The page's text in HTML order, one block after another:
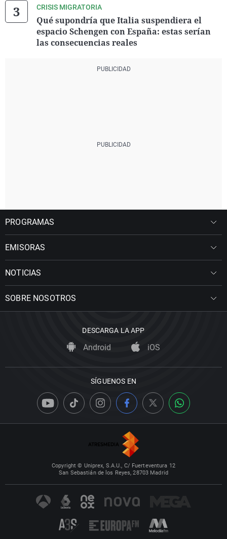
CRISIS MIGRATORIA
Qué supondría que Italia suspendiera el
espacio Schengen con España: estas serían
las consecuencias reales
PROGRAMAS
EMISORAS
NOTICIAS
SOBRE NOSOTROS
DESCARGA LA APP
Android iOS
SÍGUENOS EN
Copyright © Uniprex, S.A.U., C/ Fuerteventura 12
San Sebastián de los Reyes, 28703 Madrid